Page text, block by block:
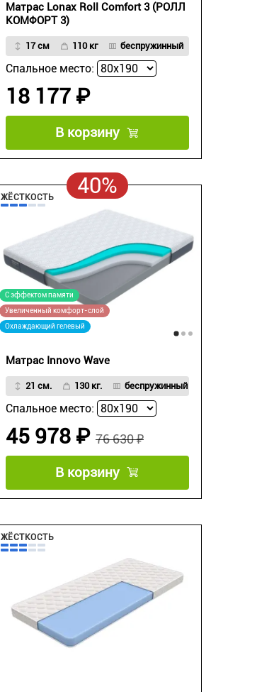
Матрас Lonax Roll Comfort 3 (РОЛЛ
КОМФОРТ 3)
17 см 110 кг беспружинный
Спальное место:
18 177 ₽
В корзину
40%
ЖЁСТКОСТЬ
С эффектом памяти
Увеличенный комфорт-слой
Охлаждающий гелевый
Матрас Innovo Wave
21 см. 130 кг. беспружинный
Спальное место:
76 630 ₽
45 978 ₽
В корзину
ЖЁСТКОСТЬ